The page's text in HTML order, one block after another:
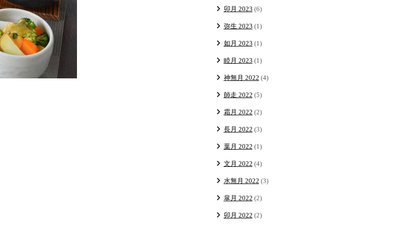
卯月 2023 (6)
弥生 2023 (1)
如月 2023 (1)
睦月 2023 (1)
神無月 2022 (4)
師走 2022 (5)
霜月 2022 (2)
長月 2022 (3)
葉月 2022 (1)
文月 2022 (4)
水無月 2022 (3)
皐月 2022 (2)
卯月 2022 (2)